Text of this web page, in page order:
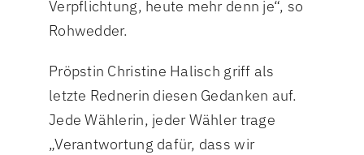
Verpflichtung, heute mehr denn je“, so
Rohwedder.
Pröpstin Christine Halisch griff als
letzte Rednerin diesen Gedanken auf.
Jede Wählerin, jeder Wähler trage
„Verantwortung dafür, dass wir